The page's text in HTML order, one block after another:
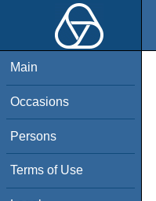
Main
Occasions
Persons
Terms of Use